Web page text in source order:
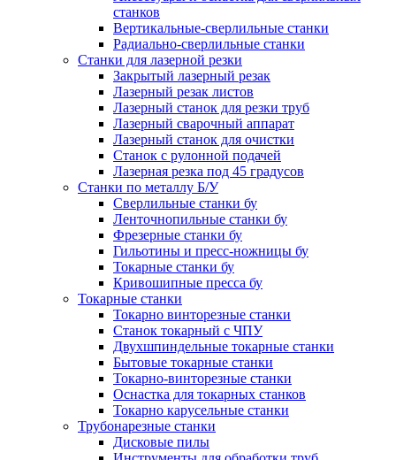
станков
Вертикальные-сверлильные станки
Радиально-сверлильные станки
Станки для лазерной резки
Закрытый лазерный резак
Лазерный резак листов
Лазерный станок для резки труб
Лазерный сварочный аппарат
Лазерный станок для очистки
Станок с рулонной подачей
Лазерная резка под 45 градусов
Станки по металлу Б/У
Сверлильные станки бу
Ленточнопильные станки бу
Фрезерные станки бу
Гильотины и пресс-ножницы бу
Токарные станки бу
Кривошипные пресса бу
Токарные станки
Токарно винторезные станки
Станок токарный с ЧПУ
Двухшпиндельные токарные станки
Бытовые токарные станки
Токарно-винторезные станки
Оснастка для токарных станков
Токарно карусельные станки
Трубонарезные станки
Дисковые пилы